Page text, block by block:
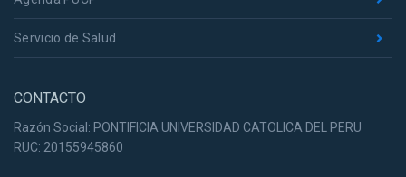
Servicio de Salud
CONTACTO
Razón Social: PONTIFICIA UNIVERSIDAD CATOLICA DEL PERU
RUC: 20155945860